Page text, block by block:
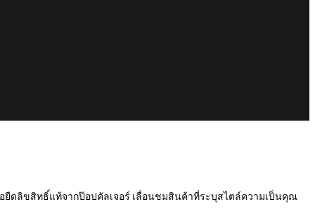
อยืดลิขสิทธิ์แท้จากป๊อปคัลเจอร์ เลื่อนชมสินค้าที่ระบุสไตล์ความเป็นคุณ